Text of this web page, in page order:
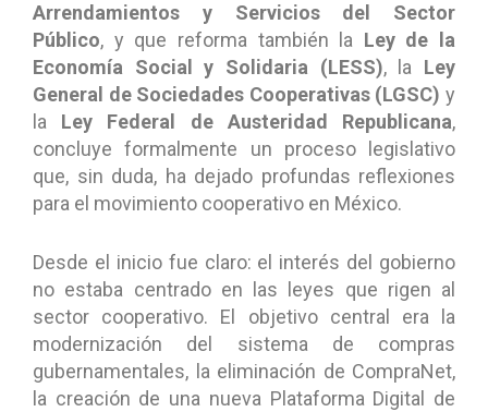
Arrendamientos y Servicios del Sector
Público, y que reforma también la Ley de la
Economía Social y Solidaria (LESS), la Ley
General de Sociedades Cooperativas (LGSC) y
la Ley Federal de Austeridad Republicana,
concluye formalmente un proceso legislativo
que, sin duda, ha dejado profundas reflexiones
para el movimiento cooperativo en México.
Desde el inicio fue claro: el interés del gobierno
no estaba centrado en las leyes que rigen al
sector cooperativo. El objetivo central era la
modernización del sistema de compras
gubernamentales, la eliminación de CompraNet,
la creación de una nueva Plataforma Digital de